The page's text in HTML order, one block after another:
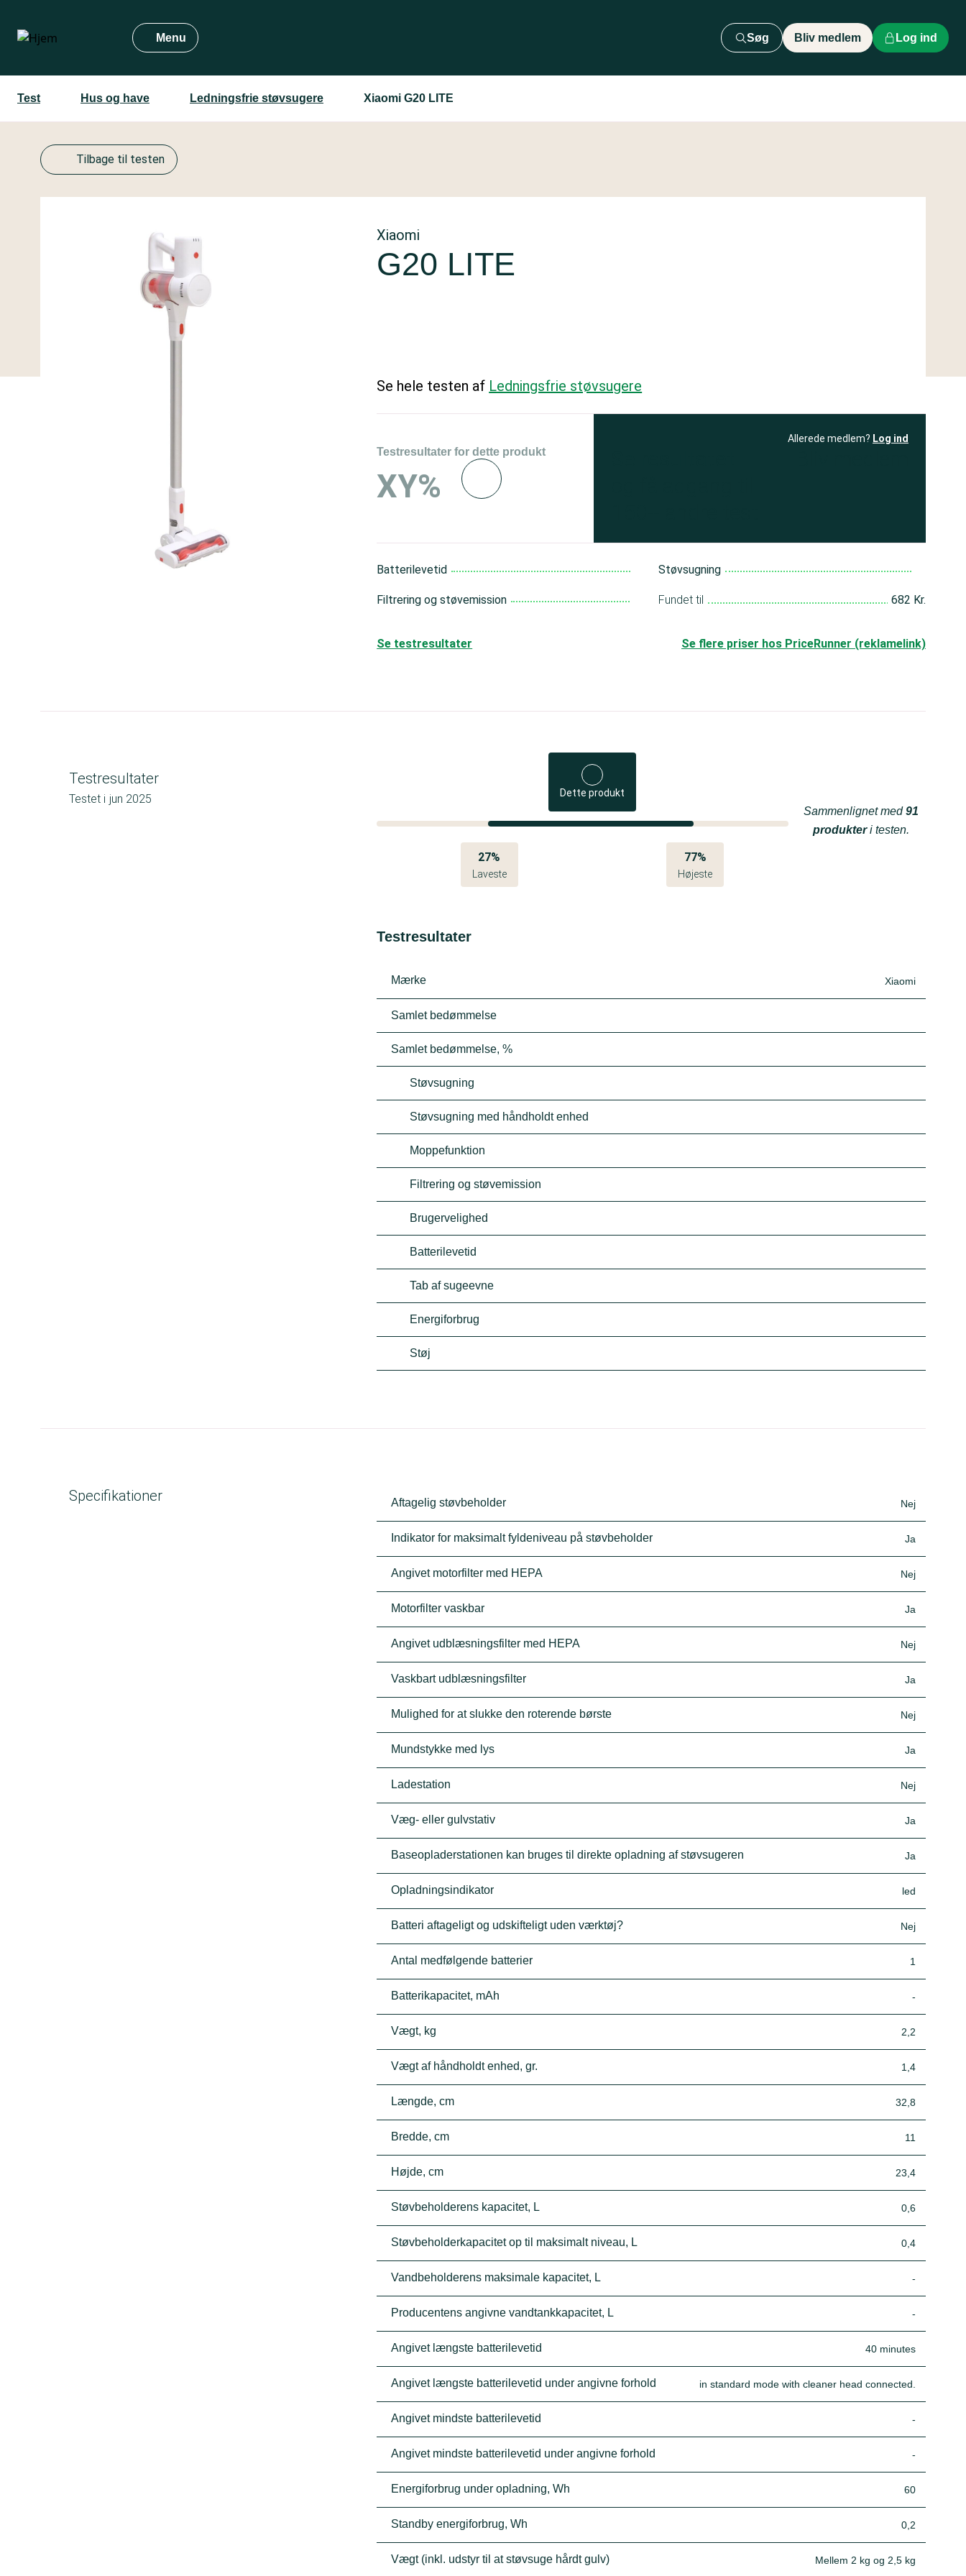
hovedindhold
Menu Søg Bliv medlem Log ind
Test Hus og have Ledningsfrie støvsugere Xiaomi G20 LITE
Tilbage til testen
Xiaomi
G20 LITE
Se hele testen af Ledningsfrie støvsugere
Testresultater for dette produkt
XY%
Allerede medlem? Log ind
Batterilevetid
Filtrering og støvemission
Støvsugning
Fundet til 682 Kr.
Se flere priser hos PriceRunner (reklamelink)
Se testresultater
Testresultater
Testet i jun 2025 Dette produkt
27%
Laveste
77%
Højeste
Sammenlignet med91
produkteri testen.
Testresultater
Mærke Xiaomi
Samlet bedømmelse
Samlet bedømmelse, %
Støvsugning
Støvsugning med håndholdt enhed
Moppefunktion
Filtrering og støvemission
Brugervelighed
Batterilevetid
Tab af sugeevne
Energiforbrug
Støj
Specifikationer Aftagelig støvbeholder Nej
Indikator for maksimalt fyldeniveau på støvbeholder Ja
Angivet motorfilter med HEPA Nej
Motorfilter vaskbar Ja
Angivet udblæsningsfilter med HEPA Nej
Vaskbart udblæsningsfilter Ja
Mulighed for at slukke den roterende børste Nej
Mundstykke med lys Ja
Ladestation Nej
Væg- eller gulvstativ Ja
Baseopladerstationen kan bruges til direkte opladning af støvsugeren Ja
Opladningsindikator led
Batteri aftageligt og udskifteligt uden værktøj? Nej
Antal medfølgende batterier 1
Batterikapacitet, mAh -
Vægt, kg 2,2
Vægt af håndholdt enhed, gr. 1,4
Længde, cm 32,8
Bredde, cm 11
Højde, cm 23,4
Støvbeholderens kapacitet, L 0,6
Støvbeholderkapacitet op til maksimalt niveau, L 0,4
Vandbeholderens maksimale kapacitet, L -
Producentens angivne vandtankkapacitet, L -
Angivet længste batterilevetid 40 minutes
Angivet længste batterilevetid under angivne forhold in standard mode with cleaner head connected.
Angivet mindste batterilevetid -
Angivet mindste batterilevetid under angivne forhold -
Energiforbrug under opladning, Wh 60
Standby energiforbrug, Wh 0,2
Vægt (inkl. udstyr til at støvsuge hårdt gulv) Mellem 2 kg og 2,5 kg